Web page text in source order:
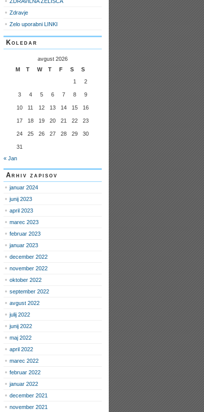
Zdravje
Zelo uporabni LINKI
Koledar
avgust 2026
M
T W T F S
S
1
2
3 4 5 6 7 8 9
10 11 12 13 14 15 16
17 18 19 20 21 22 23
24 25 26 27 28 29 30
31
« Jan
Arhiv zapisov
januar 2024
junij 2023
april 2023
marec 2023
februar 2023
januar 2023
december 2022
november 2022
oktober 2022
september 2022
avgust 2022
julij 2022
junij 2022
maj 2022
april 2022
marec 2022
februar 2022
januar 2022
december 2021
november 2021